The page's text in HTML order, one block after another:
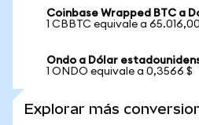
Coinbase Wrapped BTC a
1 CBBTC equivale a
Ondo a Dólar
1 ONDO equivale a 0,3566 $
Explorar más